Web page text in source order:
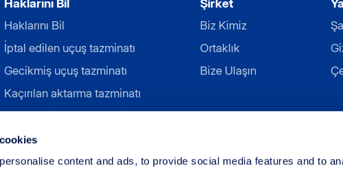
content and ads, to provide social media features and to
Haklarını Bil
Haklarını Bil
İptal edilen uçuş tazminatı
Gecikmiş uçuş tazminatı
Kaçırılan aktarma tazminatı
Overbooking uçuş tazminatı
Uçağa alınmama tazminatı
Havacılık grevi tazminatı
Şirket
Biz Kimiz
Ortaklık
Bize Ulaşın